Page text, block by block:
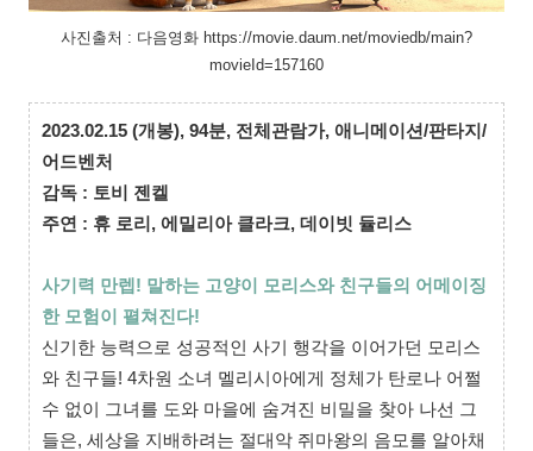
사진출처 : 다음영화 https://movie.daum.net/moviedb/main?
movieId=157160
2023.02.15 (개봉), 94분, 전체관람가, 애니메이션/판타지/
어드벤처
감독 : 토비 젠켈
주연 : 휴 로리, 에밀리아 클라크, 데이빗 듈리스
사기력 만렙! 말하는 고양이 모리스와 친구들의 어메이징
한 모험이 펼쳐진다!
신기한 능력으로 성공적인 사기 행각을 이어가던 모리스
와 친구들! 4차원 소녀 멜리시아에게 정체가 탄로나 어쩔
수 없이 그녀를 도와 마을에 숨겨진 비밀을 찾아 나선 그
들은, 세상을 지배하려는 절대악 쥐마왕의 음모를 알아채